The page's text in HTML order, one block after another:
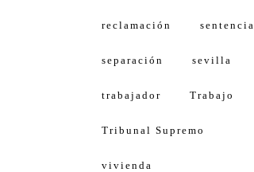
reclamación sentencia
separación sevilla
trabajador Trabajo
Tribunal Supremo
vivienda